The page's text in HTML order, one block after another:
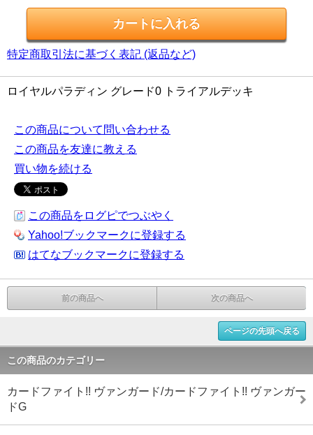
特定商取引法に基づく表記 (返品など)
ロイヤルパラディン グレード0 トライアルデッキ
この商品について問い合わせる
この商品を友達に教える
買い物を続ける
この商品をログピでつぶやく
Yahoo!ブックマークに登録する
はてなブックマークに登録する
前の商品へ 次の商品へ
ページの先頭へ戻る
この商品のカテゴリー
カードファイト!! ヴァンガード/カードファイト!! ヴァンガー
ドG